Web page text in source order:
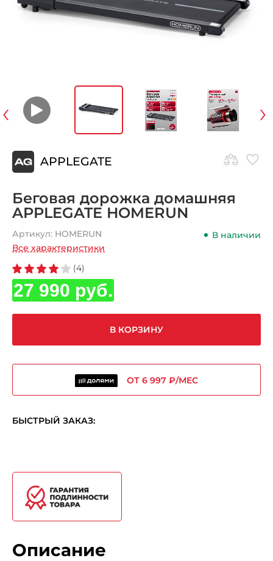
‹ ›
APPLEGATE
Беговая дорожка домашняя
APPLEGATE HOMERUN
Артикул: HOMERUN
В наличии
Все характеристики
(4)
27 990 руб.
В КОРЗИНУ
ОТ 6 997 ₽/МЕС
БЫСТРЫЙ ЗАКАЗ:
Описание